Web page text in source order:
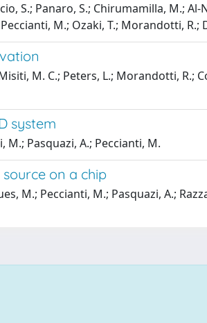
S.; Panaro, S.; Chirumamilla, M.; Al-
M.; Ozaki, T.; Morandotti, R.;
M. C.; Peters, L.; Morandotti, R.;
system
M.; Pasquazi, A.; Peccianti, M.
on a chip
M.; Peccianti, M.; Pasquazi, A.;